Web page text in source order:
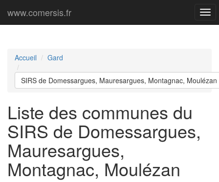
www.comersis.fr
Accueil Gard
SIRS de Domessargues, Mauresargues, Montagnac, Moulézan
Liste des communes du
SIRS de Domessargues,
Mauresargues,
Montagnac, Moulézan